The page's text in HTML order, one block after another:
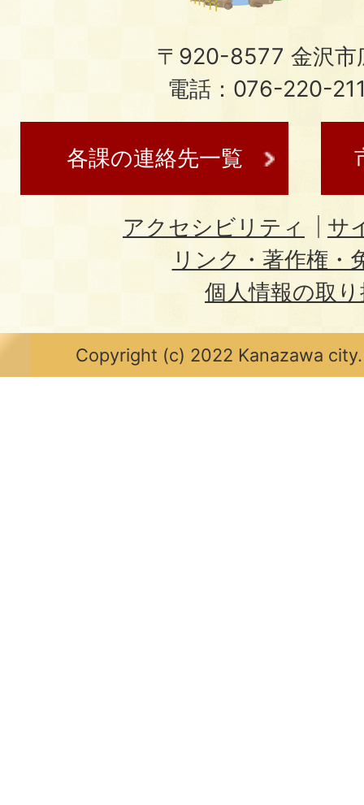
〒920-8577 金沢市
電話：076-220-
各課の連絡先一覧
アクセシビリティ
サ
リンク・著作権・
個人情報の取
Copyright (c) 2022 Kanazawa